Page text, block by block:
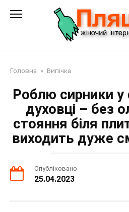
Головна » Випічка
Роблю сирники
духовці – без
стояння біля
виходить дуже
Опубліковано
25.04.2023